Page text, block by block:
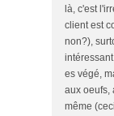
là, c'est
client est
non?),
es végé,
aux oeufs,
même